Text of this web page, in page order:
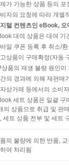
가 가능한 상품 등의
자의 요청에 따라 개별
털 컨텐츠인 eBook,
대여 상품은 대여 기
일 쿠폰 등록 후 취소/
상품이 구매확정(자동
상품의 재생 불량 원인
의 경과에 의해 재판매
상거래 등에서의 소비
세트 상품은 일괄 구
의 상품으로 취급 및 판
세트 상품 전부 및 세트
의 불량에 의한 반품,
여 처리됨